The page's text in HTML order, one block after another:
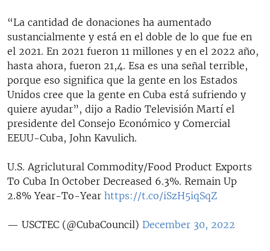
“La cantidad de donaciones ha aumentado
sustancialmente y está en el doble de lo que fue en
el 2021. En 2021 fueron 11 millones y en el 2022 año,
hasta ahora, fueron 21,4. Esa es una señal terrible,
porque eso significa que la gente en los Estados
Unidos cree que la gente en Cuba está sufriendo y
quiere ayudar”, dijo a Radio Televisión Martí el
presidente del Consejo Económico y Comercial
EEUU-Cuba, John Kavulich.
U.S. Agriclutural Commodity/Food Product Exports
To Cuba In October Decreased 6.3%. Remain Up
2.8% Year-To-Year https://t.co/iSzH5iqSqZ
— USCTEC (@CubaCouncil) December 30, 2022